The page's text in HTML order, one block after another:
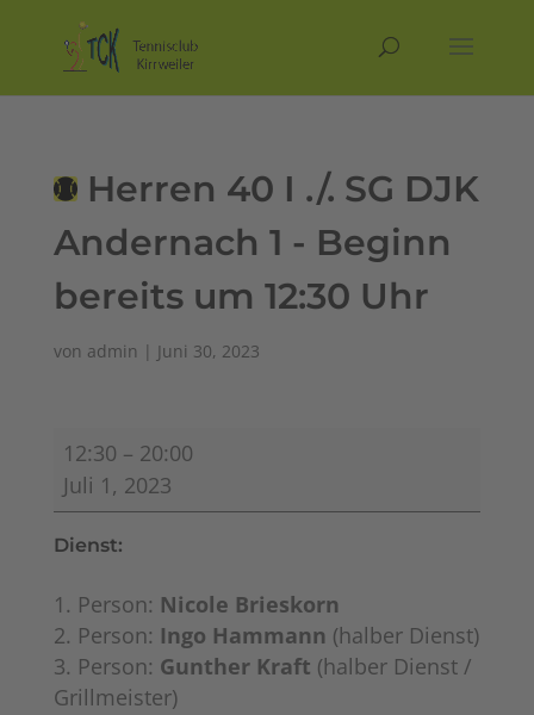
Herren 40 I ./. SG DJK
Andernach 1 - Beginn
bereits um 12:30 Uhr
von admin | Juni 30, 2023
Herren
40
I
./.
DJK
Andernach
1
-
12:30 – 20:00
Juli 1, 2023
Dienst:
Person: Nicole Brieskorn
Person: Ingo Hammann (halber Dienst)
Person: Gunther Kraft (halber Dienst /
Grillmeister)